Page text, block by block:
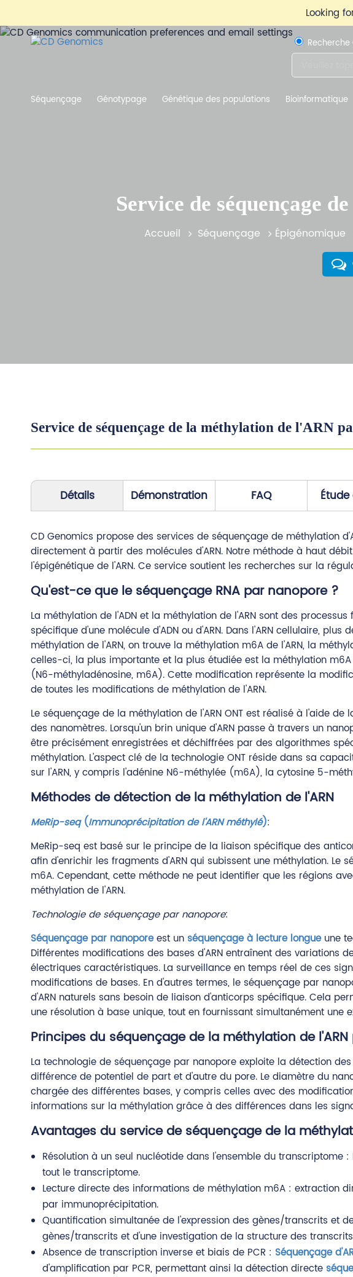
Looking
Recherche
Séquençage Génotypage Génétique des populations Bioinformatique
Service de séquençage
Accueil Séquençage Épigénomique
Service de séquençage de la méthylation de l'ARN
Détails Démonstration FAQ
CD Genomics propose des services de séquençage de méthylation
directement à partir des molécules d'ARN. Notre méthode à haut
l'épigénétique de l'ARN. Ce service soutient les recherches sur la
Qu'est-ce que le séquençage RNA par nanopore ?
La méthylation de l'ADN et la méthylation de l'ARN sont des
spécifique d'une molécule d'ADN ou d'ARN. Dans l'ARN cellulaire,
méthylation de l'ARN, on trouve la méthylation m6A de l'ARN, la
celles-ci, la plus importante et la plus étudiée est la méthylation
(N6-méthyladénosine, m6A). Cette modification représente la
de toutes les modifications de méthylation de l'ARN.
Le séquençage de la méthylation de l'ARN ONT est réalisé à l'aide
des nanomètres. Lorsqu'un brin unique d'ARN passe à travers un
être précisément enregistrées et déchiffrées par des algorithmes
méthylation. L'aspect clé de la technologie ONT réside dans sa
sur l'ARN, y compris l'adénine N6-méthylée (m6A), la cytosine 5-
Méthodes de détection de la méthylation de l'ARN
MeRip-seq(Immunoprécipitation de l'ARN méthylé):
MeRip-seq est basé sur le principe de la liaison spécifique des
afin d'enrichir les fragments d'ARN qui subissent une méthylation.
m6A. Cependant, cette méthode ne peut identifier que les régions
méthylation de l'ARN.
Technologie de séquençage par nanopore:
Séquençage par nanoporeest un séquençage à lecture longueune
Différentes modifications des bases d'ARN entraînent des variations
électriques caractéristiques. La surveillance en temps réel de ces
modifications de bases. En d'autres termes, le séquençage par
d'ARN naturels sans besoin de liaison d'anticorps spécifique. Cela
une résolution à base unique, tout en fournissant simultanément
Principes du séquençage de la méthylation de
La technologie de séquençage par nanopore exploite la détection
différence de potentiel de part et d'autre du pore. Le diamètre du
chargée des différentes bases, y compris celles avec des
informations sur la méthylation grâce à des différences dans les
Avantages du service de séquençage de la
Résolution à un seul nucléotide dans l'ensemble du
tout le transcriptome.
Lecture directe des informations de méthylation m6A : extraction
par immunoprécipitation.
Quantification simultanée de l'expression des gènes/transcrits et
gènes/transcrits et d'une investigation de la structure des
Absence de transcription inverse et biais de PCR : Séquençage
d'amplification par PCR, permettant ainsi la détection directe